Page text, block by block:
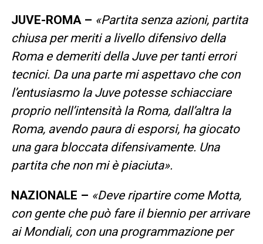
JUVE-ROMA – «Partita senza azioni, partita
chiusa per meriti a livello difensivo della
Roma e demeriti della Juve per tanti errori
tecnici. Da una parte mi aspettavo che con
l’entusiasmo la Juve potesse schiacciare
proprio nell’intensità la Roma, dall’altra la
Roma, avendo paura di esporsi, ha giocato
una gara bloccata difensivamente. Una
partita che non mi è piaciuta».
NAZIONALE – «Deve ripartire come Motta,
con gente che può fare il biennio per arrivare
ai Mondiali, con una programmazione per